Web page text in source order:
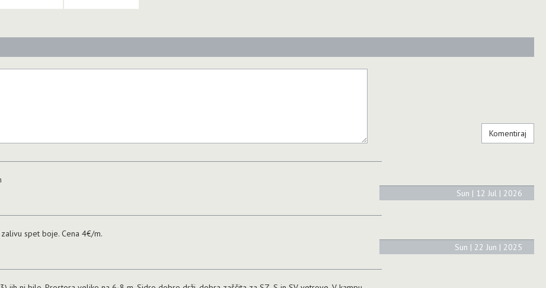
Sun | 12 Jul | 2026
spet boje. Cena 4€/m.
Sun | 22 Jun | 2025